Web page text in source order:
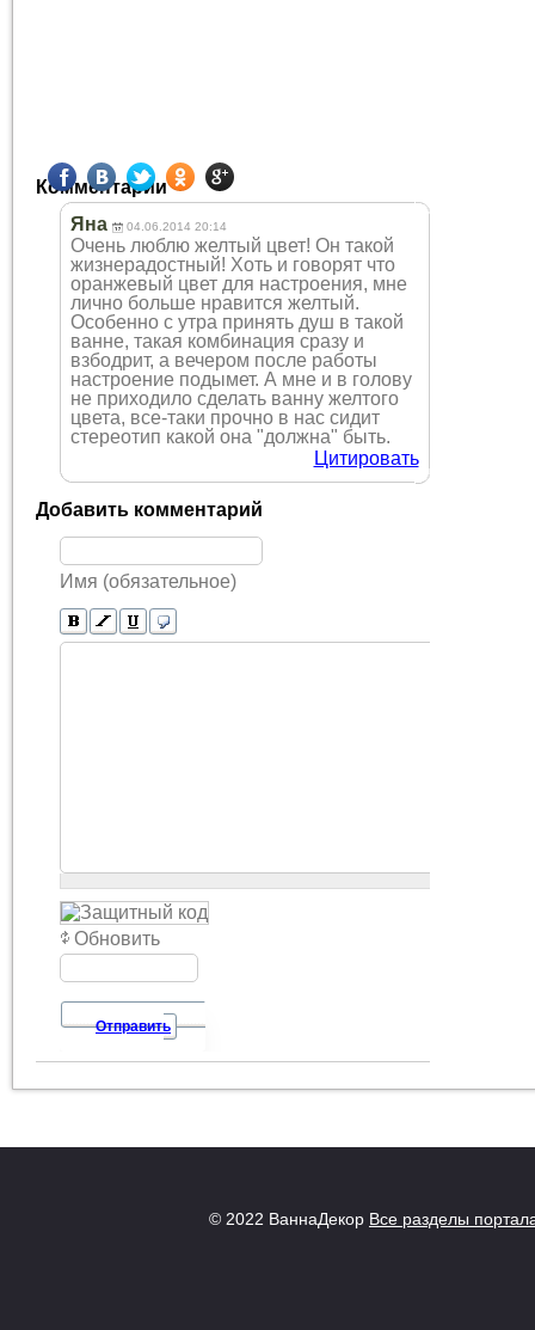
Комментарии
Яна
04.06.2014 20:14
Очень люблю желтый цвет! Он такой
жизнерадостный! Хоть и говорят что
оранжевый цвет для настроения, мне
лично больше нравится желтый.
Особенно с утра принять душ в такой
ванне, такая комбинация сразу и
взбодрит, а вечером после работы
настроение подымет. А мне и в голову
не приходило сделать ванну желтого
цвета, все-таки прочно в нас сидит
стереотип какой она "должна" быть.
Цитировать
Добавить комментарий
Имя (обязательное)
Обновить
Отправить
© 2022 ВаннаДекор Все разделы